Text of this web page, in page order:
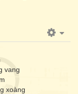
vang
xoàng